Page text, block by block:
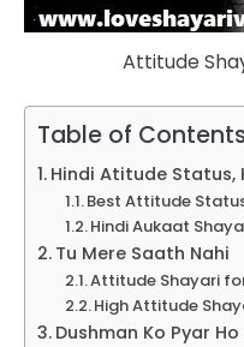
Attitude
Table of
Hindi Atitude Status,
Best Attitude
Hindi Aukaat
Tu Mere Saath Nahi
Attitude Shayari
High Attitude
Dushman Ko Pyar